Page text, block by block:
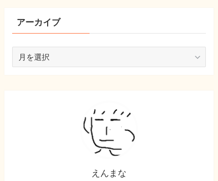
アーカイブ
えんまな